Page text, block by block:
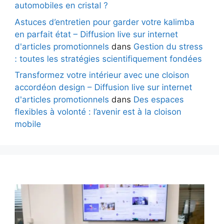
automobiles en cristal ?
Astuces d’entretien pour garder votre kalimba
en parfait état – Diffusion live sur internet
d'articles promotionnels dans Gestion du stress
: toutes les stratégies scientifiquement fondées
Transformez votre intérieur avec une cloison
accordéon design – Diffusion live sur internet
d'articles promotionnels dans Des espaces
flexibles à volonté : l’avenir est à la cloison
mobile